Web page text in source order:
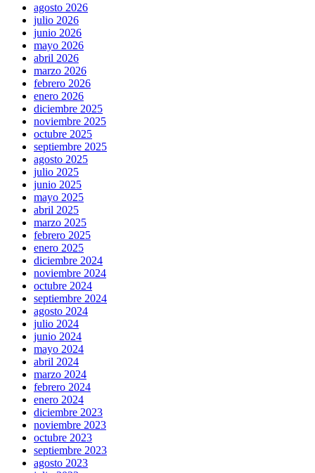
agosto 2026
julio 2026
junio 2026
mayo 2026
abril 2026
marzo 2026
febrero 2026
enero 2026
diciembre 2025
noviembre 2025
octubre 2025
septiembre 2025
agosto 2025
julio 2025
junio 2025
mayo 2025
abril 2025
marzo 2025
febrero 2025
enero 2025
diciembre 2024
noviembre 2024
octubre 2024
septiembre 2024
agosto 2024
julio 2024
junio 2024
mayo 2024
abril 2024
marzo 2024
febrero 2024
enero 2024
diciembre 2023
noviembre 2023
octubre 2023
septiembre 2023
agosto 2023